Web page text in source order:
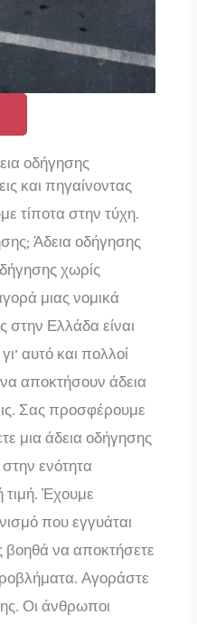
οδήγησης
και πηγαίνοντας
τίποτα στην τύχη.
Άδεια οδήγησης
χωρίς
μιας νομικά
στην Ελλάδα είναι
αυτό και πολλοί
αποκτήσουν άδεια
Σας προσφέρουμε
μια άδεια οδήγησης
ενότητα
τιμή. Έχουμε
που εγγυάται
να αποκτήσετε
Αγοράστε
Οι άνθρωποι